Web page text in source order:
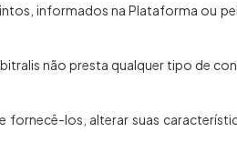
informados na Plataforma ou
não presta qualquer tipo de
fornecê-los, alterar suas